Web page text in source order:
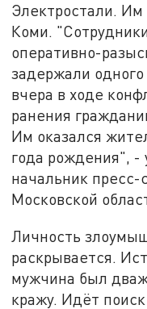
Электростали.
Коми.
оперативно-
задержали
вчера в ходе
ранения
Им оказался
года рождения", -
начальник
Московской
Личность
раскрывается.
мужчина был
кражу. Идёт